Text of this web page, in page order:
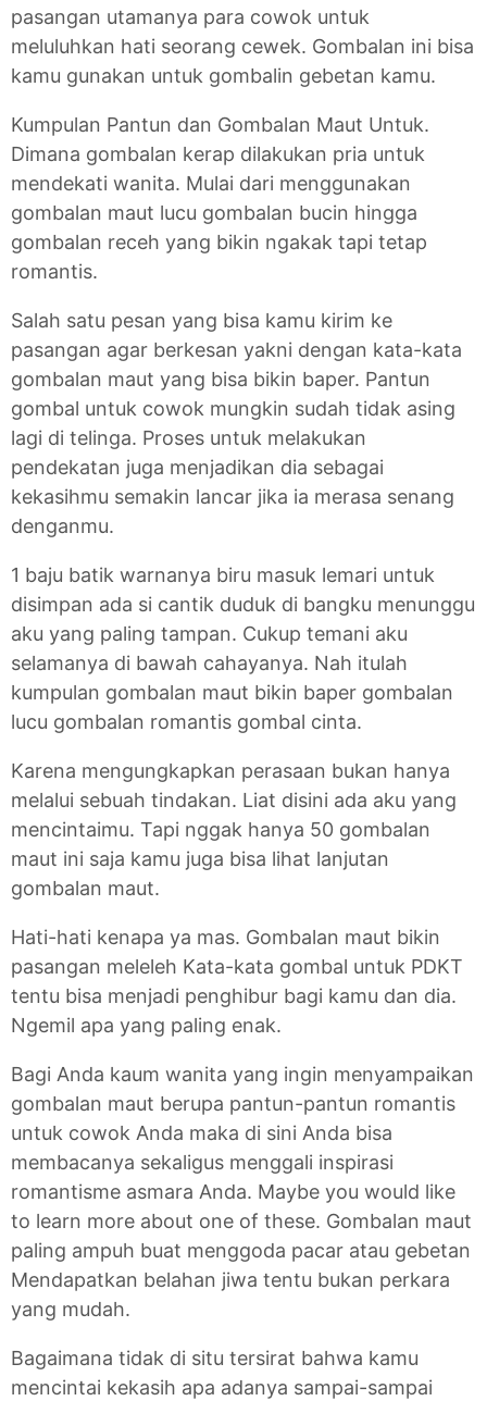
pasangan utamanya para cowok untuk
meluluhkan hati seorang cewek. Gombalan ini bisa
kamu gunakan untuk gombalin gebetan kamu.
Kumpulan Pantun dan Gombalan Maut Untuk.
Dimana gombalan kerap dilakukan pria untuk
mendekati wanita. Mulai dari menggunakan
gombalan maut lucu gombalan bucin hingga
gombalan receh yang bikin ngakak tapi tetap
romantis.
Salah satu pesan yang bisa kamu kirim ke
pasangan agar berkesan yakni dengan kata-kata
gombalan maut yang bisa bikin baper. Pantun
gombal untuk cowok mungkin sudah tidak asing
lagi di telinga. Proses untuk melakukan
pendekatan juga menjadikan dia sebagai
kekasihmu semakin lancar jika ia merasa senang
denganmu.
1 baju batik warnanya biru masuk lemari untuk
disimpan ada si cantik duduk di bangku menunggu
aku yang paling tampan. Cukup temani aku
selamanya di bawah cahayanya. Nah itulah
kumpulan gombalan maut bikin baper gombalan
lucu gombalan romantis gombal cinta.
Karena mengungkapkan perasaan bukan hanya
melalui sebuah tindakan. Liat disini ada aku yang
mencintaimu. Tapi nggak hanya 50 gombalan
maut ini saja kamu juga bisa lihat lanjutan
gombalan maut.
Hati-hati kenapa ya mas. Gombalan maut bikin
pasangan meleleh Kata-kata gombal untuk PDKT
tentu bisa menjadi penghibur bagi kamu dan dia.
Ngemil apa yang paling enak.
Bagi Anda kaum wanita yang ingin menyampaikan
gombalan maut berupa pantun-pantun romantis
untuk cowok Anda maka di sini Anda bisa
membacanya sekaligus menggali inspirasi
romantisme asmara Anda. Maybe you would like
to learn more about one of these. Gombalan maut
paling ampuh buat menggoda pacar atau gebetan
Mendapatkan belahan jiwa tentu bukan perkara
yang mudah.
Bagaimana tidak di situ tersirat bahwa kamu
mencintai kekasih apa adanya sampai-sampai